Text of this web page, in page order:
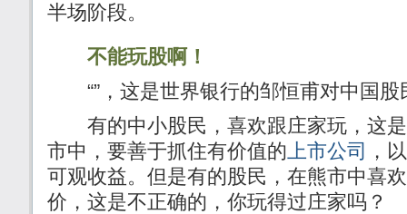
半场阶段。
不能玩股啊！
“”，这是世界银行的邹恒甫对中国股
有的中小股民，喜欢跟庄家玩，这是
市中，要善于抓住有价值的上市公司 ，
可观收益。但是有的股民，在熊市中喜
价，这是不正确的，你玩得过庄家吗？